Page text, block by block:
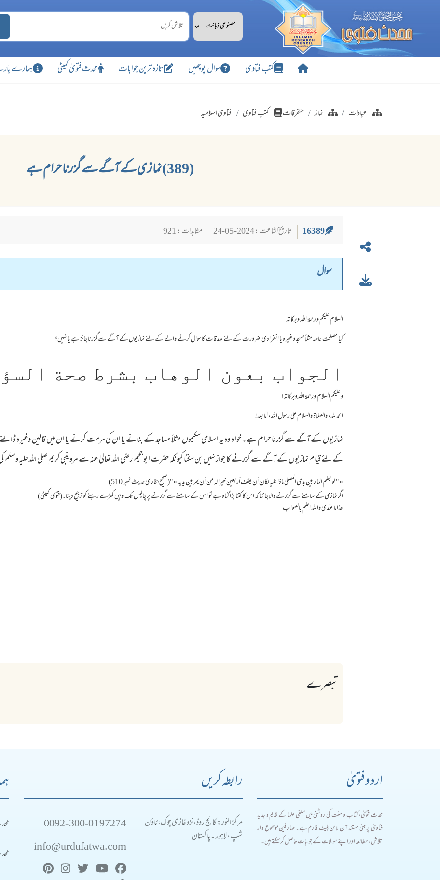
کتب فتاوی سوال پوچھیں تازہ ترین جوابات محدث فتویٰ کمیٹی ہمارے
عبادات نماز متفرقات کتب فتاوی فتاوی اسلامیہ
(389) نمازی کے آگے سے گزرنا حرام ہے
16389 تاریخ اشاعت : 2024-05-24 مشاہدات : 921
سوال
السلام عليكم ورحمة الله وبركاته
کیا مصلحت عامہ مثلاً مسجد وغیرہ یا انفرادی ضرورت کے لئے صدقات کا سوال کرنے والے کے لئے نمازیوں کے آگے سےگزرنا جائز ہے یا نہیں؟
الجواب بعون الوهاب بشرط صحة
وعلیکم السلام ورحمة الله وبرکاته!
الحمد لله، والصلاة والسلام علىٰ رسول الله، أما بعد!
نمازیوں کے آگے سےگزرنا حرام ہے۔خواہ وہ یہ اسلامی سکیموں مثلاً مساجد کے بنانے یا ان کی مرمت کرنے یا ان میں قالین
کےلئے قیام نمازیوں کے آگے سے گزرنے کا جواز نہیں بن سکتا کیونکہ حضرت ابو جحیم رضی اللہ تعالیٰ عنہ سے مروینبی کریم صلی اللہ علیہ
«‏"‏ لو يعلم المار بين يدى المصلي ماذا عليه لكان أن يقف أربعين خيرا له من أن يمر بين يديه ‏»"‏‏(صحیح بخاری حدیث نمبر 510)
اگر نمازی کے سامنے سے گزرنے والا جانتا کہ اس کا کتنا بڑا گناہ ہے تو اس کے سامنے سے گزرنے پر چالیس تک وہیں کھڑے رہنے کو ترجیح دیتا۔(فتویٰ کمیٹی)
ھذا ما عندی واللہ اعلم بالصواب
تبصرے
اردو فتویٰ
محدث فتویٰ، کتاب و سنت کی روشنی میں سلفی علما کے قدیم و جدید
فتاویٰ پر مبنی مستند آن لائن پلیٹ فارم ہے۔ صارفین موضوع وار
تلاش، مطالعہ اور اپنے سوالات کے جوابات حاصل کر سکتے ہیں۔
رابطہ کریں
مرکز النور: کالج روڈ، نزد غازی چوک، ٹاؤن
شپ، لاہور ۔ پاکستان
0092-300-0197274
info@urdufatwa.com